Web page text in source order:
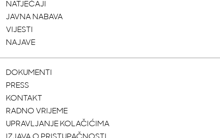
NATJEČAJI
JAVNA NABAVA
VIJESTI
NAJAVE
DOKUMENTI
PRESS
KONTAKT
RADNO VRIJEME
UPRAVLJANJE KOLAČIĆIMA